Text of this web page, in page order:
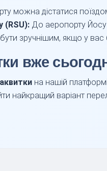
можна дістатися
(RSU): До аеропорту Йосу
зручнішим, якщо у вас
вже
на нашій
найкращий варіант